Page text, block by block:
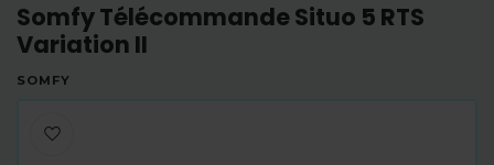
Somfy Télécommande Situo 5 RTS
Variation II
SOMFY